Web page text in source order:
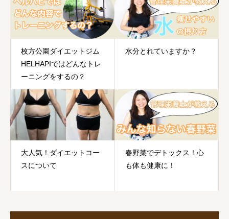
枚方公園ダイエットジム
HELHAPIではどんなトレ
ーニングをするの？
水分とれていますか？
大人気！ダイエットコー
スについて
春野菜でデトックス！心
も体も健康に！